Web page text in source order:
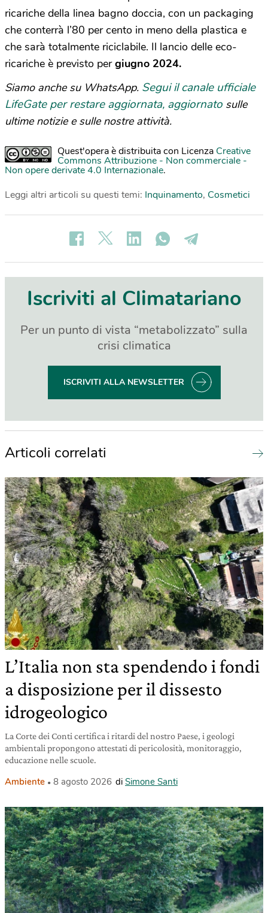
ricariche della linea bagno doccia, con un packaging
che conterrà l’80 per cento in meno della plastica e
che sarà totalmente riciclabile. Il lancio delle eco-
ricariche è previsto pergiugno 2024.
Siamo anche su WhatsApp. Segui il canale ufficiale
LifeGate per restare aggiornata, aggiornato sulle
ultime notizie e sulle nostre attività.
Quest'opera è distribuita con Licenza Creative
Commons Attribuzione - Non commerciale -
Non opere derivate 4.0 Internazionale.
Leggi altri articoli su questi temi: Inquinamento, Cosmetici
Iscriviti al Climatariano
Per un punto di vista “metabolizzato” sulla
crisi climatica
ISCRIVITI ALLA NEWSLETTER
Articoli correlati
L’Italia non sta spendendo i fondi
a disposizione per il dissesto
idrogeologico
La Corte dei Conti certifica i ritardi del nostro Paese, i geologi
ambientali propongono attestati di pericolosità, monitoraggio,
educazione nelle scuole.
Ambiente 8 agosto 2026 di Simone Santi